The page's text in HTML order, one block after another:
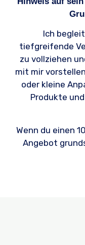
Ich
tiefgreifende
zu vollziehen
mit mir
oder kleine
Produkte
Wenn du einen
Angebot